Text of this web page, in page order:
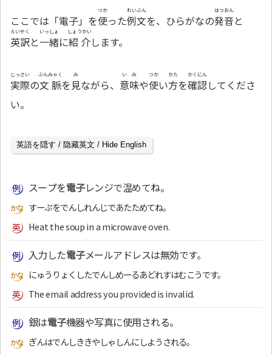
ここでは「電子」を使
つか
った例文
れいぶん
を、ひらがなの発音
はつおん
と
英訳
えいやく
と一緒
いっしょ
に紹介
しょうかい
します。
実際
じっさい
の文脈
ぶんみゃく
を見
み
ながら、 意味
いみ
や使
つか
い方
かた
を確認
かくにん
してくださ
い。
英語を隠す / 隐藏英文 / Hide English
スープを電子レンジで温めてね。
すーぷをでんしれんじであたためてね。
Heat the soup in a microwave oven.
入力した電子メールアドレスは無効です。
にゅうりょくしたでんしめーるあどれすはむこうです。
The email address you provided is invalid.
銀は電子機器や写真に使用される。
ぎんはでんしききやしゃしんにしようされる。